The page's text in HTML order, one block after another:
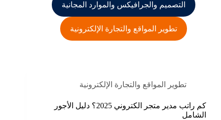
التصميم والجرافيكس والموارد المجانية
تطوير المواقع والتجارة الإلكترونية
تطوير المواقع والتجارة الإلكترونية
كم راتب مدير متجر الكتروني 2025؟ دليل الأجور
الشامل